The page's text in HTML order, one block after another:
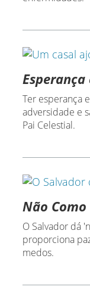
Ter esperança
adversidade e
Pai Celestial.
Não
O Salvador dá
proporciona
medos.